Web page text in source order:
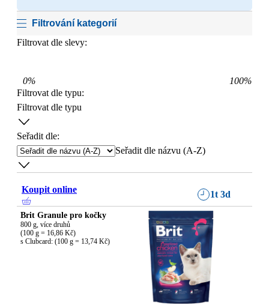
Filtrování kategorií
Filtrovat dle slevy:
0% 100%
Filtrovat dle typu:
Filtrovat dle typu
Seřadit dle:
Seřadit dle názvu (A-Z)
Koupit online 1t 3d
Brit Granule pro kočky
800 g, více druhů
(100 g = 16,86 Kč)
s Clubcard: (100 g = 13,74 Kč)